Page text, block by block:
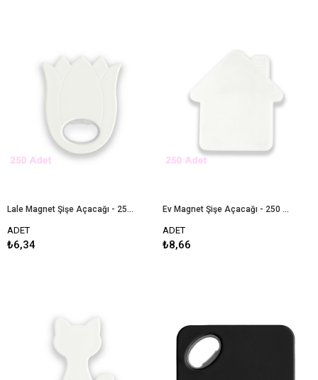
Lale Magnet Şişe Açacağı - 250 Adet
ADET
₺6,34
Ev Magnet Şişe Açacağı - 250 Adet
ADET
₺8,66